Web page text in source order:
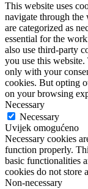
This website uses
navigate through the
are categorized as
essential for the
also use third-party
you use this
only with your
cookies. But opting
on your browsing
Necessary
Necessary
Uvijek omogućeno
Necessary cookies
function properly.
basic functionalities
cookies do not store
Non-necessary